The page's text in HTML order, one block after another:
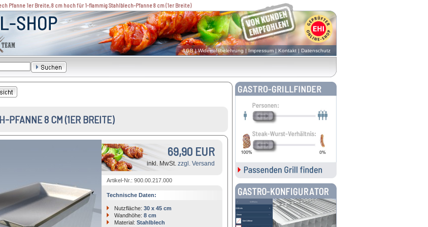
Pfanne 1er Breite, 8 cm hoch für 1-flammig Stahlblech-Pfanne 8 cm (1er Breite)
AGB|Widerrufsbelehrung | Impressum| Kontakt| Datenschutz
PFANNE 8 CM (1ER BREITE)
69,90 EUR
inkl. MwSt. zzgl. Versand
Artikel-Nr.: 900.00.217.000
Technische Daten:
Nutzfläche: 30 x 45 cm
Wandhöhe: 8 cm
Material: Stahlblech